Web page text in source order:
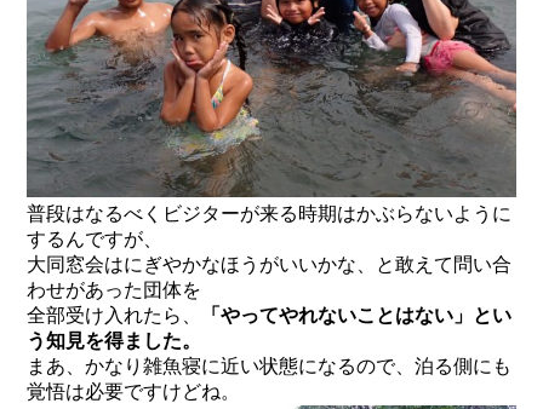
普段はなるべくビジターが来る時期はかぶらないように
するんですが、
大同窓会はにぎやかなほうがいいかな、と敢えて問い合
わせがあった団体を
全部受け入れたら、
「やってやれないことはない」とい
う知見を得ました。
まあ、かなり雑魚寝に近い状態になるので、泊る側にも
覚悟は必要ですけどね。